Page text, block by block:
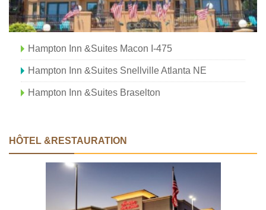
Hampton Inn &Suites Macon I-475
Hampton Inn &Suites Snellville Atlanta NE
Hampton Inn &Suites Braselton
HÔTEL &RESTAURATION